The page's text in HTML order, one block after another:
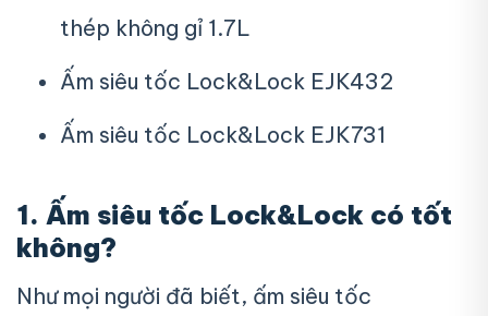
thép không gỉ 1.7L
Ấm siêu tốc Lock&Lock EJK432
Ấm siêu tốc Lock&Lock EJK731
1. Ấm siêu tốc Lock&Lock có tốt
không?
Như mọi người đã biết, ấm siêu tốc